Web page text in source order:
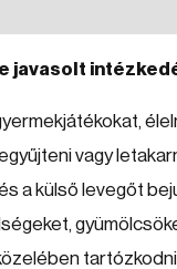
javasolt
vagy
a külső levegőt